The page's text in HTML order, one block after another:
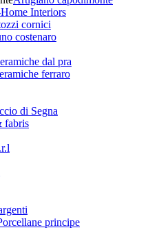
Interiors
cornici
costenaro
dal pra
ferraro
di Segna
fabris
principe